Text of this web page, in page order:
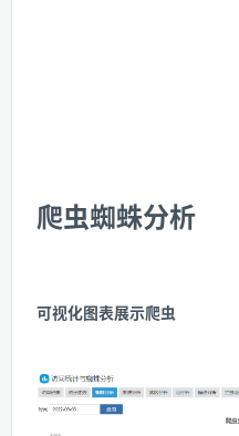
爬虫蜘蛛分析
可视化图表展示爬虫